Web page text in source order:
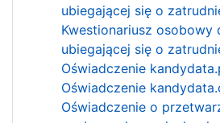
ubiegającej się o
Kwestionariusz osobowy
ubiegającej się o
Oświadczenie
Oświadczenie
Oświadczenie o